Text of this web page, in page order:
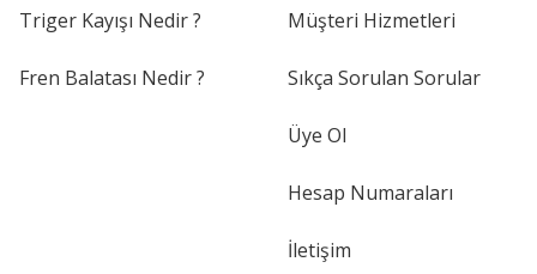
Triger Kayışı Nedir ?
Fren Balatası Nedir ?
Müşteri Hizmetleri
Sıkça Sorulan Sorular
Üye Ol
Hesap Numaraları
İletişim